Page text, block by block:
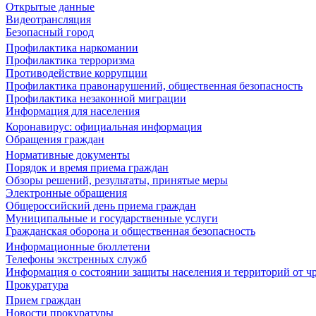
Открытые данные
Видеотрансляция
Безопасный город
Профилактика наркомании
Профилактика терроризма
Противодействие коррупции
Профилактика правонарушений, общественная безопасность
Профилактика незаконной миграции
Информация для населения
Коронавирус: официальная информация
Обращения граждан
Нормативные документы
Порядок и время приема граждан
Обзоры решений, результаты, принятые меры
Электронные обращения
Общероссийский день приема граждан
Муниципальные и государственные услуги
Гражданская оборона и общественная безопасность
Информационные бюллетени
Телефоны экстренных служб
Информация о состоянии защиты населения и территорий от
Прокуратура
Прием граждан
Новости прокуратуры